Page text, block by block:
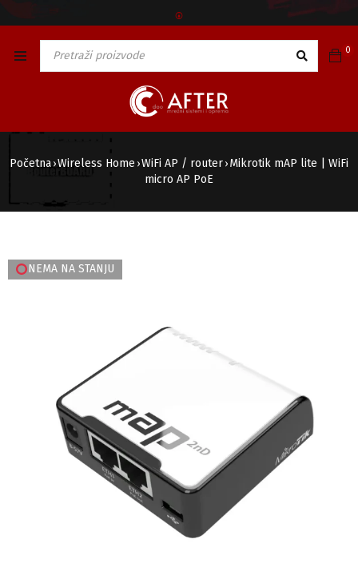
🅯
0
Početna ›Wireless Home ›WiFi AP / router › Mikrotik mAP lite | WiFi
micro AP PoE
NEMA NA STANJU